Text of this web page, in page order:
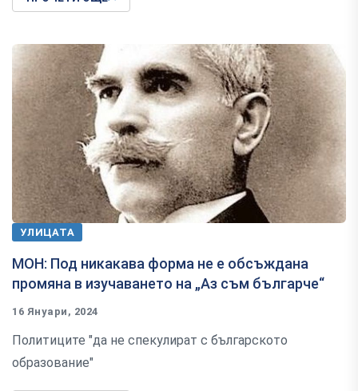
УЛИЦАТА
МОН: Под никакава форма не е обсъждана
промяна в изучаването на „Аз съм българче“
16 Януари, 2024
Политиците "да не спекулират с българското
образование"